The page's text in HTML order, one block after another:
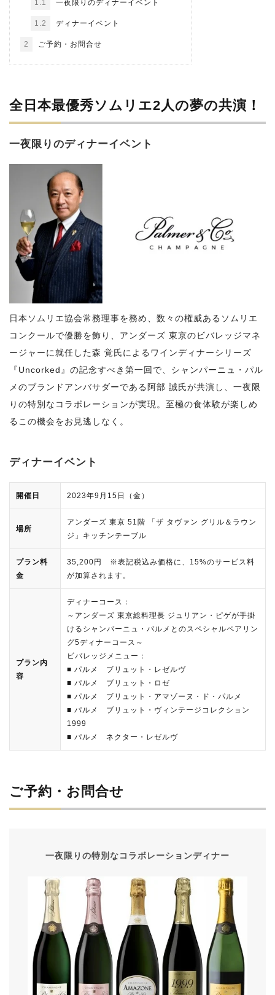
1.1 一夜限りのディナーイベント
1.2 ディナーイベント
2 ご予約・お問合せ
全日本最優秀ソムリエ2人の夢の共演！
一夜限りのディナーイベント
日本ソムリエ協会常務理事を務め、数々の権威あるソムリエ
コンクールで優勝を飾り、アンダーズ 東京のビバレッジマネ
ージャーに就任した森 覚氏によるワインディナーシリーズ
『Uncorked』の記念すべき第一回で、シャンパーニュ・パル
メのブランドアンバサダーである阿部 誠氏が共演し、一夜限
りの特別なコラボレーションが実現。至極の食体験が楽しめ
るこの機会をお見逃しなく。
ディナーイベント
開催日 2023年9月15日（金）
場所
アンダーズ 東京 51階 「ザ タヴァン グリル＆ラウン
ジ」キッチンテーブル
プラン料
金
35,200円 ※表記税込み価格に、15%のサービス料
が加算されます。
プラン内
容
ディナーコース：
～アンダーズ 東京総料理長 ジュリアン・ピゲが手掛
けるシャンパーニュ・パルメとのスペシャルペアリン
グ5ディナーコース～
ビバレッジメニュー：
■ パルメ ブリュット・レゼルヴ
■ パルメ ブリュット・ロゼ
■ パルメ ブリュット・アマゾーヌ・ド・パルメ
■ パルメ ブリュット・ヴィンテージコレクション
1999
■ パルメ ネクター・レゼルヴ
ご予約・お問合せ
一夜限りの特別なコラボレーションディナー